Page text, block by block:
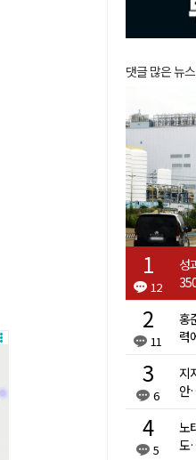
댓글 많은 뉴스
12
성
11
홍
력
6
지
안
5
노
도